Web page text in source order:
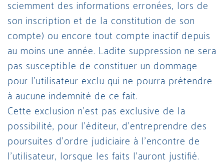
sciemment des informations erronées, lors de
son inscription et de la constitution de son
compte) ou encore tout compte inactif depuis
au moins une année. Ladite suppression ne sera
pas susceptible de constituer un dommage
pour l’utilisateur exclu qui ne pourra prétendre
à aucune indemnité de ce fait.
Cette exclusion n’est pas exclusive de la
possibilité, pour l’éditeur, d’entreprendre des
poursuites d’ordre judiciaire à l’encontre de
l’utilisateur, lorsque les faits l’auront justifié.